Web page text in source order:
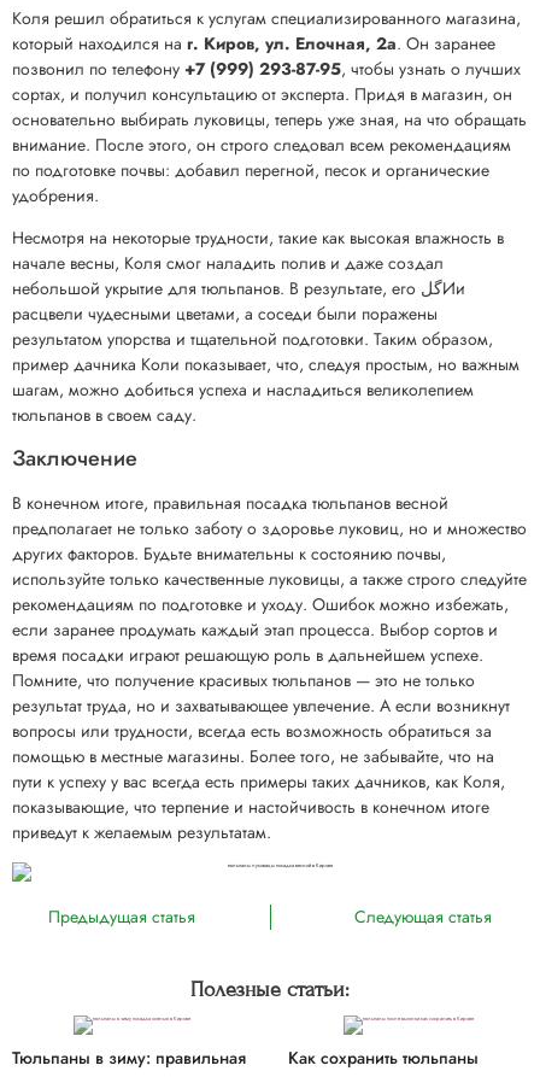
Коля решил обратиться к услугам специализированного магазина,
который находился на г. Киров, ул. Елочная, 2а. Он заранее
позвонил по телефону +7 (999) 293-87-95, чтобы узнать о лучших
сортах, и получил консультацию от эксперта. Придя в магазин, он
основательно выбирать луковицы, теперь уже зная, на что обращать
внимание. После этого, он строго следовал всем рекомендациям
по подготовке почвы: добавил перегной, песок и органические
удобрения.
Несмотря на некоторые трудности, такие как высокая влажность в
начале весны, Коля смог наладить полив и даже создал
небольшой укрытие для тюльпанов. В результате, его گلИи
расцвели чудесными цветами, а соседи были поражены
результатом упорства и тщательной подготовки. Таким образом,
пример дачника Коли показывает, что, следуя простым, но важным
шагам, можно добиться успеха и насладиться великолепием
тюльпанов в своем саду.
Заключение
В конечном итоге, правильная посадка тюльпанов весной
предполагает не только заботу о здоровье луковиц, но и множество
других факторов. Будьте внимательны к состоянию почвы,
используйте только качественные луковицы, а также строго следуйте
рекомендациям по подготовке и уходу. Ошибок можно избежать,
если заранее продумать каждый этап процесса. Выбор сортов и
время посадки играют решающую роль в дальнейшем успехе.
Помните, что получение красивых тюльпанов — это не только
результат труда, но и захватывающее увлечение. А если возникнут
вопросы или трудности, всегда есть возможность обратиться за
помощью в местные магазины. Более того, не забывайте, что на
пути к успеху у вас всегда есть примеры таких дачников, как Коля,
показывающие, что терпение и настойчивость в конечном итоге
приведут к желаемым результатам.
Предыдущая статья Следующая статья
Полезные статьи:
Тюльпаны в зиму: правильная
Как сохранить тюльпаны